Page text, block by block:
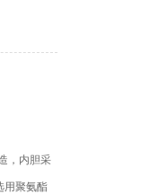
，内胆采
用聚氨酯